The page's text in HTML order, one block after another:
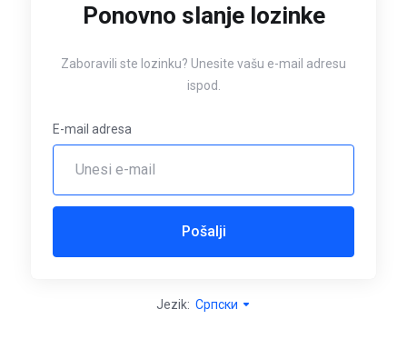
Ponovno slanje lozinke
Zaboravili ste lozinku? Unesite vašu e-mail adresu
ispod.
E-mail adresa
Pošalji
Jezik: Српски